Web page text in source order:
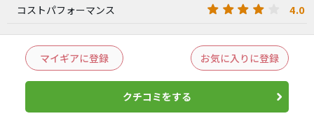
コストパフォーマンス 4.0
マイギアに登録 お気に入りに登録
クチコミをする